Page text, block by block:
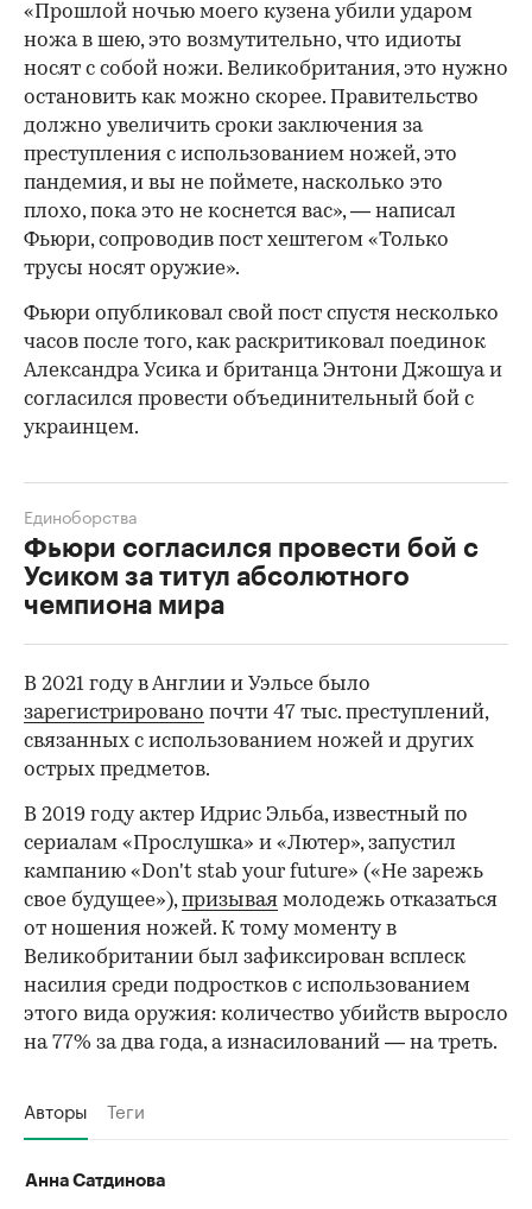
«Прошлой ночью моего кузена убили ударом
ножа в шею, это возмутительно, что идиоты
носят с собой ножи. Великобритания, это нужно
остановить как можно скорее. Правительство
должно увеличить сроки заключения за
преступления с использованием ножей, это
пандемия, и вы не поймете, насколько это
плохо, пока это не коснется вас», — написал
Фьюри, сопроводив пост хештегом «Только
трусы носят оружие».
Фьюри опубликовал свой пост спустя несколько
часов после того, как раскритиковал поединок
Александра Усика и британца Энтони Джошуа и
согласился провести объединительный бой с
украинцем.
Фьюри согласился провести бой с
Усиком за титул абсолютного
чемпиона мира
Единоборства
В 2021 году в Англии и Уэльсе было
зарегистрировано почти 47 тыс. преступлений,
связанных с использованием ножей и других
острых предметов.
В 2019 году актер Идрис Эльба, известный по
сериалам «Прослушка» и «Лютер», запустил
кампанию «Don't stab your future» («Не зарежь
свое будущее»),призывая молодежь отказаться
от ношения ножей. К тому моменту в
Великобритании был зафиксирован всплеск
насилия среди подростков с использованием
этого вида оружия: количество убийств выросло
на 77% за два года, а изнасилований — на треть.
Авторы Теги
Анна Сатдинова